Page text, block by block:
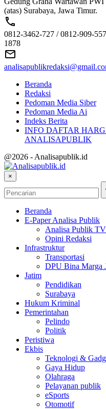
(atas) Surabaya, Jawa Timur.
0812-3462-727 / 0812-909-
1878
Beranda
Redaksi
Pedoman Media Siber
Pedoman Media Ai
Indeks Berita
INFO DAFTAR
ANALISAPUBLIK
@2026 - Analisapublik.id
×
Beranda
E-Paper Analisa Publik
Analisa Publik TV
Opini Redaksi
Infrastruktur
Transportasi
DPU Bina Marga
Jatim
Pendidikan
Surabaya
Hukum Kriminal
Pemerintahan
Pelindo
Politik
Peristiwa
Ekbis
Teknologi &
Gaya Hidup
Olahraga
Pelayanan publik
eSports
Otomotif